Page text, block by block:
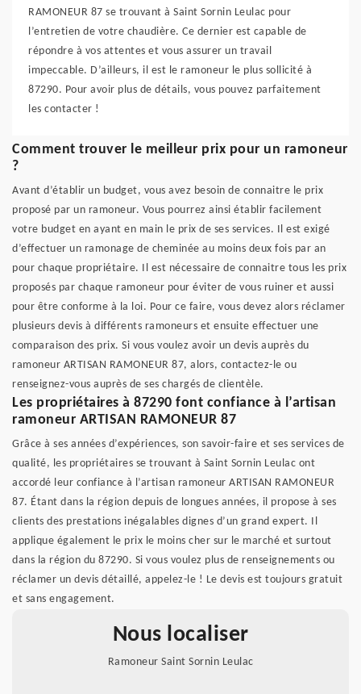
RAMONEUR 87 se trouvant à Saint Sornin Leulac pour
l’entretien de votre chaudière. Ce dernier est capable de
répondre à vos attentes et vous assurer un travail
impeccable. D’ailleurs, il est le ramoneur le plus sollicité à
87290. Pour avoir plus de détails, vous pouvez parfaitement
les contacter !
Comment trouver le meilleur prix pour un ramoneur
?
Avant d’établir un budget, vous avez besoin de connaitre le prix
proposé par un ramoneur. Vous pourrez ainsi établir facilement
votre budget en ayant en main le prix de ses services. Il est exigé
d’effectuer un ramonage de cheminée au moins deux fois par an
pour chaque propriétaire. Il est nécessaire de connaitre tous les prix
proposés par chaque ramoneur pour éviter de vous ruiner et aussi
pour être conforme à la loi. Pour ce faire, vous devez alors réclamer
plusieurs devis à différents ramoneurs et ensuite effectuer une
comparaison des prix. Si vous voulez avoir un devis auprès du
ramoneur ARTISAN RAMONEUR 87, alors, contactez-le ou
renseignez-vous auprès de ses chargés de clientèle.
Les propriétaires à 87290 font confiance à l’artisan
ramoneur ARTISAN RAMONEUR 87
Grâce à ses années d’expériences, son savoir-faire et ses services de
qualité, les propriétaires se trouvant à Saint Sornin Leulac ont
accordé leur confiance à l’artisan ramoneur ARTISAN RAMONEUR
87. Étant dans la région depuis de longues années, il propose à ses
clients des prestations inégalables dignes d’un grand expert. Il
applique également le prix le moins cher sur le marché et surtout
dans la région du 87290. Si vous voulez plus de renseignements ou
réclamer un devis détaillé, appelez-le ! Le devis est toujours gratuit
et sans engagement.
Nous localiser
Ramoneur Saint Sornin Leulac